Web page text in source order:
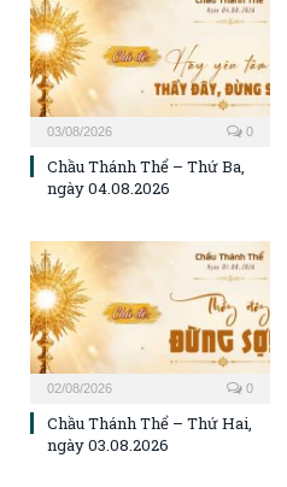
03/08/2026 0
Chầu Thánh Thể – Thứ Ba,
ngày 04.08.2026
02/08/2026 0
Chầu Thánh Thể – Thứ Hai,
ngày 03.08.2026